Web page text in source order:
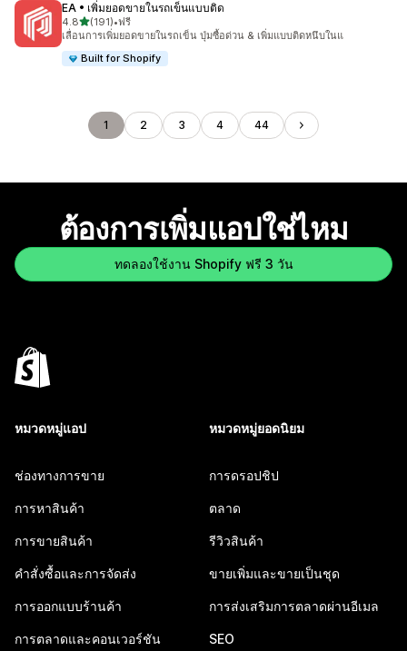
EA • เพิ่มยอดขายในรถเข็นแบบติด
4.8เต็ม 5 ดาว
(191)
ทั้งหมด 191 รีวิว
•ฟรี
เลื่อนการเพิ่มยอดขายในรถเข็น ปุ่มซื้อด่วน & เพิ่มแบบติดหนึบในแ
Built for Shopify
1 2 3 4 44
ต้องการเพิ่มแอปใช่ไหม
ทดลองใช้งาน Shopify ฟรี 3 วัน
หมวดหมู่แอป
ช่องทางการขาย
การหาสินค้า
การขายสินค้า
คำสั่งซื้อและการจัดส่ง
การออกแบบร้านค้า
การตลาดและคอนเวอร์ชัน
หมวดหมู่ยอดนิยม
การดรอปชิป
ตลาด
รีวิวสินค้า
ขายเพิ่มและขายเป็นชุด
การส่งเสริมการตลาดผ่านอีเมล
SEO